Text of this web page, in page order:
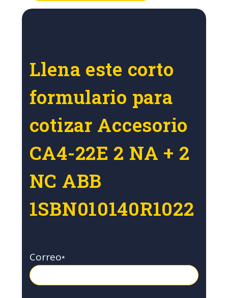
Llena este corto
formulario para
cotizar Accesorio
CA4-22E 2 NA + 2
NC ABB
1SBN010140R1022
Correo*